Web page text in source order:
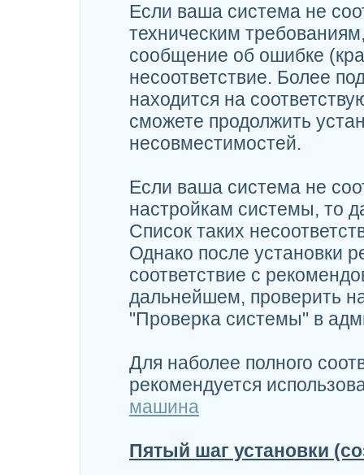
Если ваша система не
техническим
сообщение об ошибке
несоответствие. Более
находится на
сможете продолжить
несовместимостей.
Если ваша система не
настройкам системы, то
Список таких
Однако после установки
соответствие с
дальнейшем, проверить
"Проверка системы" в
Для наболее полного
рекомендуется
машина
Пятый шаг установки